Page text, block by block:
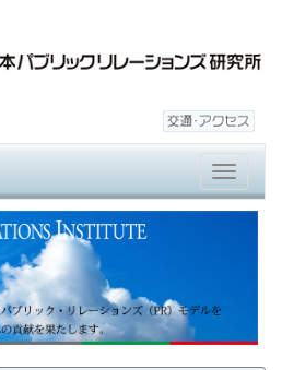
Toggle